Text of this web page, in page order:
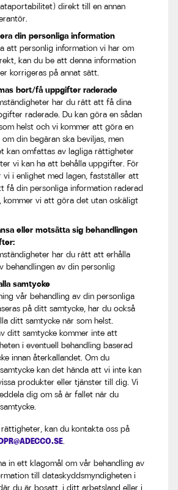
direkt till en annan
din personliga information
att personlig information vi har om
kan du be att denna information
korrigeras på annat sätt.
bort/få uppgifter raderade
har du rätt att få dina
raderade. Du kan göra en sådan
helst och vi kommer att göra en
din begäran ska beviljas, men
kan omfattas av lagliga rättigheter
vi kan ha att behålla uppgifter. För
vi i enlighet med lagen, fastställer att
få din personliga information raderad
kommer vi att göra det utan oskäligt
eller motsätta sig behandlingen
har du rätt att erhålla
behandlingen av din personlig
samtycke
vår behandling av din personliga
på ditt samtycke, har du också
ditt samtycke när som helst.
ditt samtycke kommer inte att
i eventuell behandling baserad
innan återkallandet. Om du
kan det hända att vi inte kan
produkter eller tjänster till dig. Vi
dig om så är fallet när du
kan du kontakta oss på
.
in ett klagomål om vår behandling av
till dataskyddsmyndigheten i
du är bosatt, i ditt arbetsland eller i